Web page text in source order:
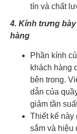
tín và chất
4. Kính trưng
hàng
Phần kính
khách hàng
bên trong.
dẫn của
giảm tần
Thiết kế này
sắm và hiệu